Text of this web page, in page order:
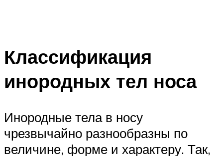
Классификация
инородных тел носа
Инородные тела в носу
чрезвычайно разнообразны по
величине, форме и характеру. Так,